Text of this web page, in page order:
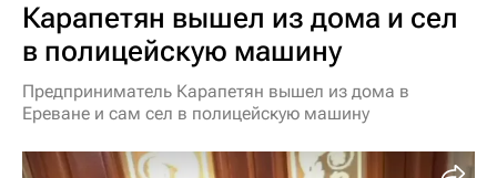
Карапетян вышел из дома и сел
в полицейскую машину
Предприниматель Карапетян вышел из дома в
Ереване и сам сел в полицейскую машину